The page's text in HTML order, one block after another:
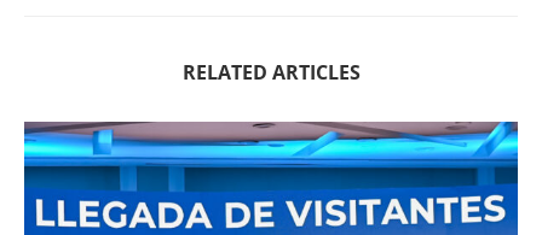
RELATED ARTICLES